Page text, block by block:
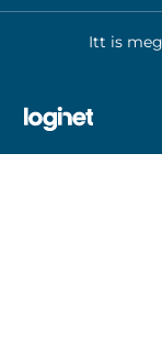
Itt is